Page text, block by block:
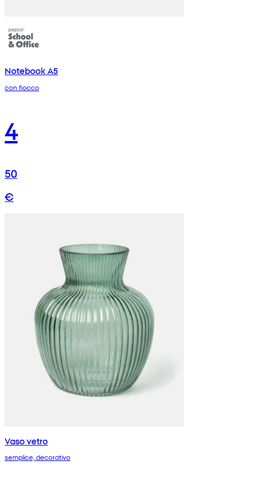
Notebook A5
con fiocco
4
50
€
Vaso vetro
semplice, decorativo